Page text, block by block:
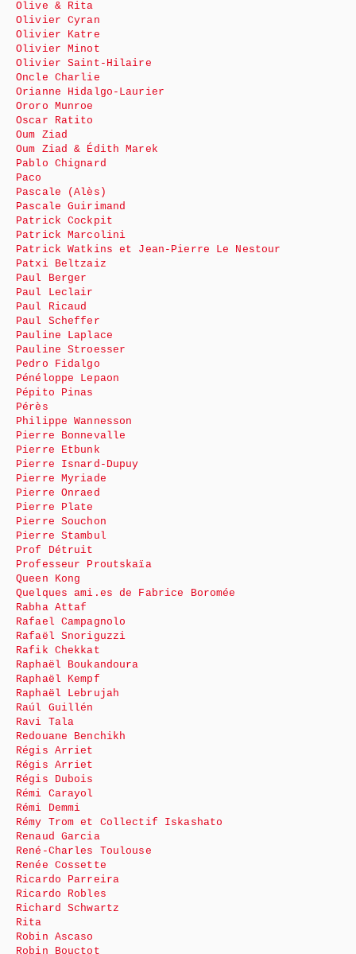
Olive & Rita
Olivier Cyran
Olivier Katre
Olivier Minot
Olivier Saint-Hilaire
Oncle Charlie
Orianne Hidalgo-Laurier
Ororo Munroe
Oscar Ratito
Oum Ziad
Oum Ziad & Édith Marek
Pablo Chignard
Paco
Pascale (Alès)
Pascale Guirimand
Patrick Cockpit
Patrick Marcolini
Patrick Watkins et Jean-Pierre Le Nestour
Patxi Beltzaiz
Paul Berger
Paul Leclair
Paul Ricaud
Paul Scheffer
Pauline Laplace
Pauline Stroesser
Pedro Fidalgo
Pénéloppe Lepaon
Pépito Pinas
Pérès
Philippe Wannesson
Pierre Bonnevalle
Pierre Etbunk
Pierre Isnard-Dupuy
Pierre Myriade
Pierre Onraed
Pierre Plate
Pierre Souchon
Pierre Stambul
Prof Détruit
Professeur Proutskaïa
Queen Kong
Quelques ami.es de Fabrice Boromée
Rabha Attaf
Rafael Campagnolo
Rafaël Snoriguzzi
Rafik Chekkat
Raphaël Boukandoura
Raphaël Kempf
Raphaël Lebrujah
Raúl Guillén
Ravi Tala
Redouane Benchikh
Régis Arriet
Régis Arriet
Régis Dubois
Rémi Carayol
Rémi Demmi
Rémy Trom et Collectif Iskashato
Renaud Garcia
René-Charles Toulouse
Renée Cossette
Ricardo Parreira
Ricardo Robles
Richard Schwartz
Rita
Robin Ascaso
Robin Bouctot